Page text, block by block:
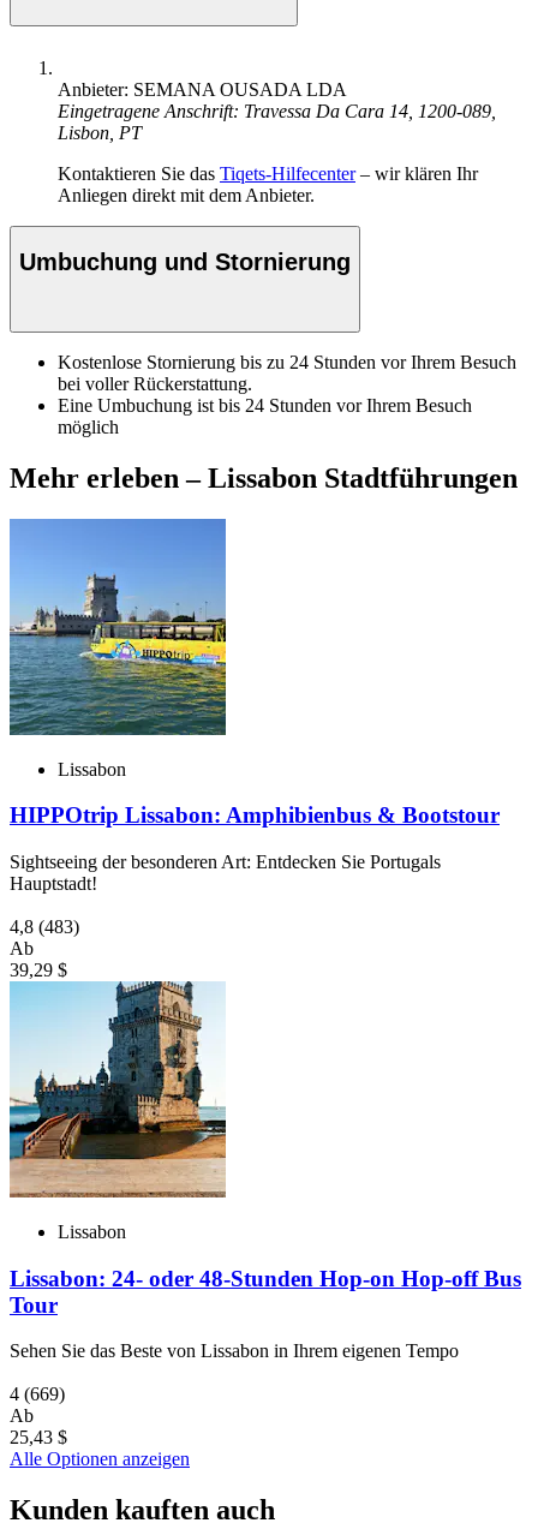
Anbieter: SEMANA OUSADA LDA
Eingetragene Anschrift: Travessa Da Cara 14, 1200-089,
Lisbon, PT
Kontaktieren Sie das Tiqets-Hilfecenter– wir klären Ihr
Anliegen direkt mit dem Anbieter.
Umbuchung und Stornierung
Kostenlose Stornierung bis zu 24 Stunden vor Ihrem Besuch
bei voller Rückerstattung.
Eine Umbuchung ist bis 24 Stunden vor Ihrem Besuch
möglich
Mehr erleben – Lissabon Stadtführungen
Lissabon
HIPPOtrip Lissabon: Amphibienbus & Bootstour
Sightseeing der besonderen Art: Entdecken Sie Portugals
Hauptstadt!
4,8 (483)
Ab
39,29 $
Lissabon
Lissabon: 24- oder 48-Stunden Hop-on Hop-off Bus
Tour
Sehen Sie das Beste von Lissabon in Ihrem eigenen Tempo
4 (669)
Ab
25,43 $
Alle Optionen anzeigen
Kunden kauften auch